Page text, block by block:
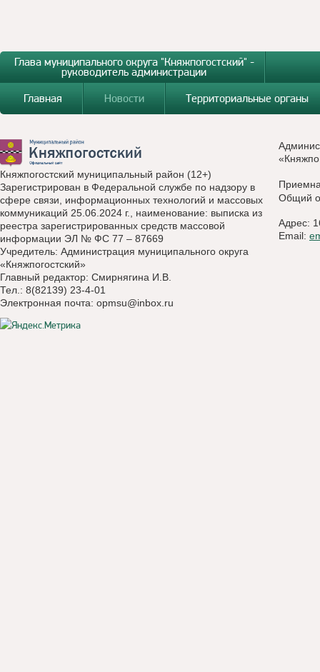
Глава муниципального округа "Княжпогостский" -
руководитель администрации
Главная
Новости Территориальные органы
Княжпогостский муниципальный район (12+)
Зарегистрирован в Федеральной службе по надзору в
сфере связи, информационных технологий и массовых
коммуникаций 25.06.2024 г., наименование: выписка из
реестра зарегистрированных средств массовой
информации ЭЛ № ФС 77 – 87669
Учредитель: Администрация муниципального округа
«Княжпогостский»
Главный редактор: Смирнягина И.В.
Тел.: 8(82139) 23-4-01
Электронная почта: opmsu@inbox.ru
Общий
Адрес:
Email: